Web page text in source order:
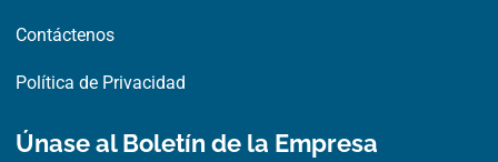
Contáctenos
Política de Privacidad
Únase al Boletín de la Empresa